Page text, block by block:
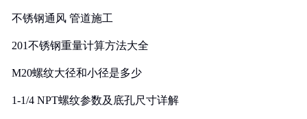
不锈钢通风 管道施工
201不锈钢重量计算方法大全
M20螺纹大径和小径是多少
1-1/4 NPT螺纹参数及底孔尺寸详解